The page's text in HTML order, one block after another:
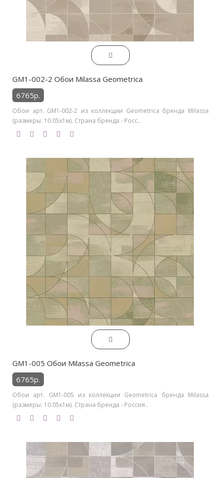
GM1-002-2 Обои Milassa Geometrica
6765р.
Обои арт. GM1-002-2 из коллекции Geometrica бренда Milassa
(размеры: 10.05х1м). Страна бренда - Росс..
GM1-005 Обои Milassa Geometrica
6765р.
Обои арт. GM1-005 из коллекции Geometrica бренда Milassa
(размеры: 10.05х1м). Страна бренда - Россия..